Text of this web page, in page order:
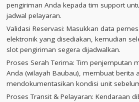
pengiriman Anda kepada tim support
jadwal pelayaran.
Validasi Reservasi: Masukkan data
elektronik yang disediakan, kemudian
slot pengiriman segera dijadwalkan.
Proses Serah Terima: Tim penjemputan
Anda (wilayah Baubau), membuat berita
mendokumentasikan kondisi unit
Proses Transit & Pelayaran: Kendaraan